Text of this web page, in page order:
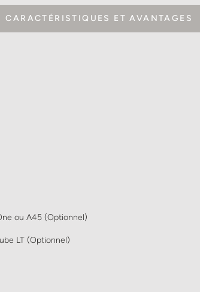
CARACTÉRISTIQUES ET AVANTAGES
ou A45 (Optionnel)
LT (Optionnel)